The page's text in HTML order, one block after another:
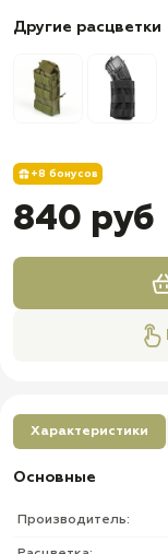
Другие расцветки
+8 бонусов
840 руб
Характеристики
Основные
Производитель: